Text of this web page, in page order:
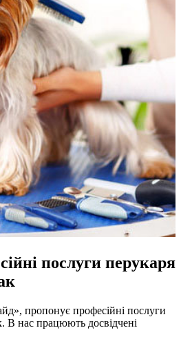
послуги перукаря
пропонує професійні послуги
В нас працюють досвідчені